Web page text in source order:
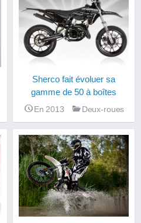
Sherco fait évoluer sa
gamme de 50 à boîtes
En 2013 Deux-roues